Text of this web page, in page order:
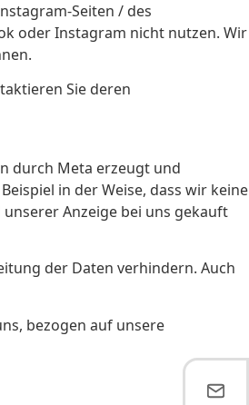
Seiten / des
oder Instagram nicht nutzen. Wir
Sie deren
durch Meta erzeugt und
in der Weise, dass wir keine
Anzeige bei uns gekauft
der Daten verhindern. Auch
bezogen auf unsere